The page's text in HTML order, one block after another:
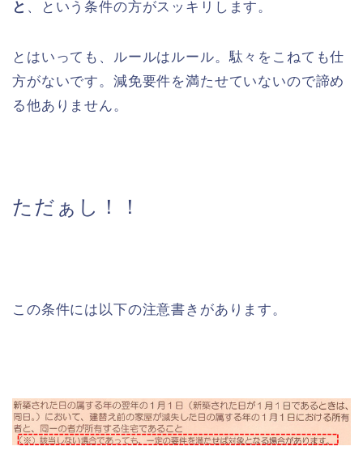
と 、という条件の方がスッキリします。
とはいっても、ルールはルール。駄々をこねても仕
方がないです。減免要件を満たせていないので諦め
る他ありません。
ただぁし！！
この条件には以下の注意書きがあります。